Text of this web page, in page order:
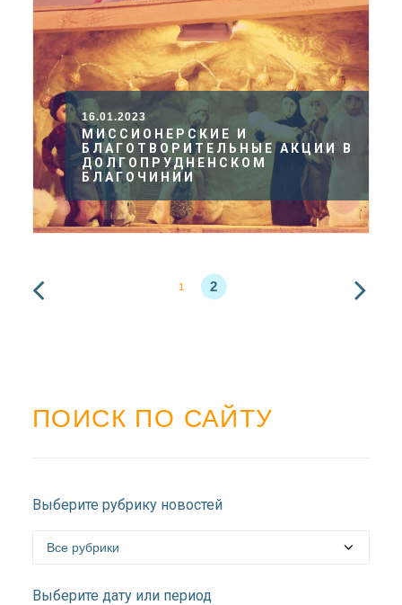
16.01.2023
МИССИОНЕРСКИЕ И
БЛАГОТВОРИТЕЛЬНЫЕ АКЦИИ В
ДОЛГОПРУДНЕНСКОМ
БЛАГОЧИНИИ
1 2
ПОИСК ПО САЙТУ
Выберите рубрику новостей
Выберите дату или период